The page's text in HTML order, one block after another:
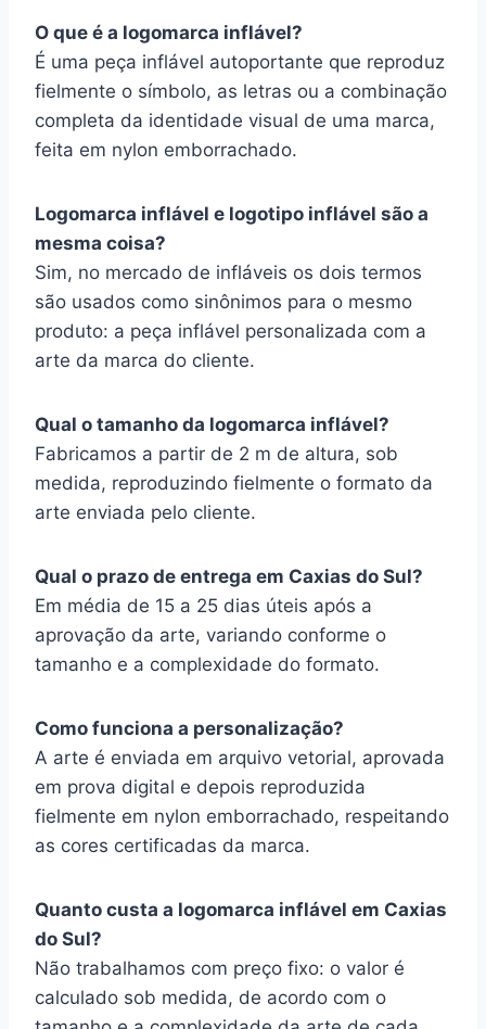
O que é a logomarca inflável?
É uma peça inflável autoportante que reproduz
fielmente o símbolo, as letras ou a combinação
completa da identidade visual de uma marca,
feita em nylon emborrachado.
Logomarca inflável e logotipo inflável são a
mesma coisa?
Sim, no mercado de infláveis os dois termos
são usados como sinônimos para o mesmo
produto: a peça inflável personalizada com a
arte da marca do cliente.
Qual o tamanho da logomarca inflável?
Fabricamos a partir de 2 m de altura, sob
medida, reproduzindo fielmente o formato da
arte enviada pelo cliente.
Qual o prazo de entrega em Caxias do Sul?
Em média de 15 a 25 dias úteis após a
aprovação da arte, variando conforme o
tamanho e a complexidade do formato.
Como funciona a personalização?
A arte é enviada em arquivo vetorial, aprovada
em prova digital e depois reproduzida
fielmente em nylon emborrachado, respeitando
as cores certificadas da marca.
Quanto custa a logomarca inflável em Caxias
do Sul?
Não trabalhamos com preço fixo: o valor é
calculado sob medida, de acordo com o